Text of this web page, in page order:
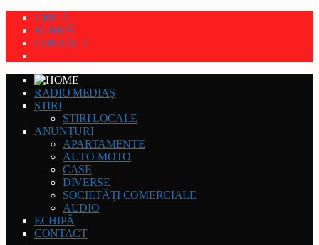
GRILĂ
ECHIPĂ
CONTACT
RADIO MEDIAȘ
ȘTIRI
STIRI LOCALE
ANUNȚURI
APARTAMENTE
AUTO-MOTO
CASE
DIVERSE
SOCIETĂȚI COMERCIALE
AUDIO
ECHIPĂ
CONTACT